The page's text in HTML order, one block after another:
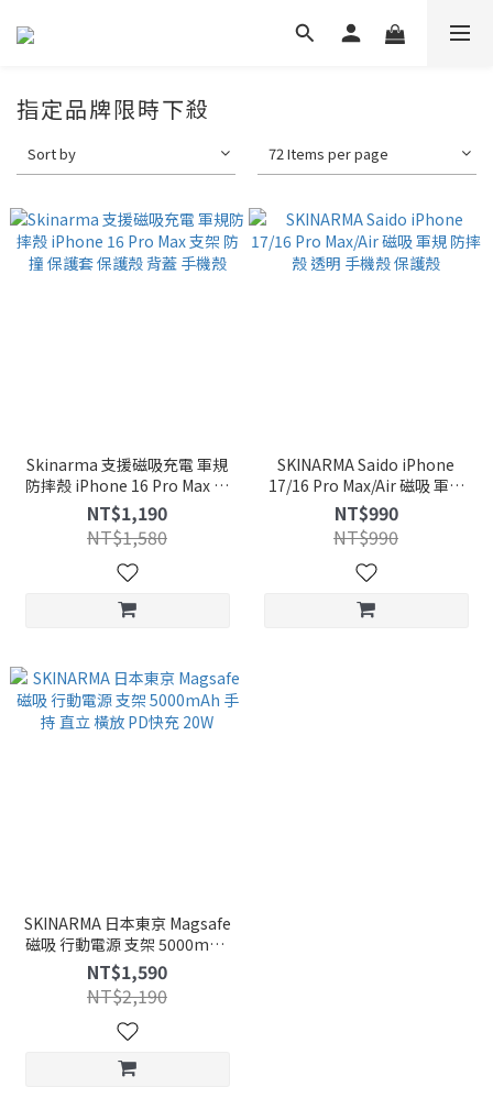
指定品牌限時下殺
Sort by 72 Items per page
Skinarma 支援磁吸充電 軍規
防摔殼 iPhone 16 Pro Max 支
架 防撞 保護套 保護殼 背蓋 手
機殼
NT$1,190
NT$1,580
SKINARMA Saido iPhone
17/16 Pro Max/Air 磁吸 軍規
防摔殼 透明 手機殼 保護殼
NT$990
NT$990
SKINARMA 日本東京 Magsafe
磁吸 行動電源 支架 5000mAh
手持 直立 橫放 PD快充 20W
NT$1,590
NT$2,190